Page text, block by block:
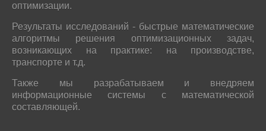
оптимизации.
Результаты исследований - быстрые математические
алгоритмы решения оптимизационных задач,
возникающих на практике: на производстве,
транспорте и т.д.
Также мы разрабатываем и внедряем
информационные системы с математической
составляющей.